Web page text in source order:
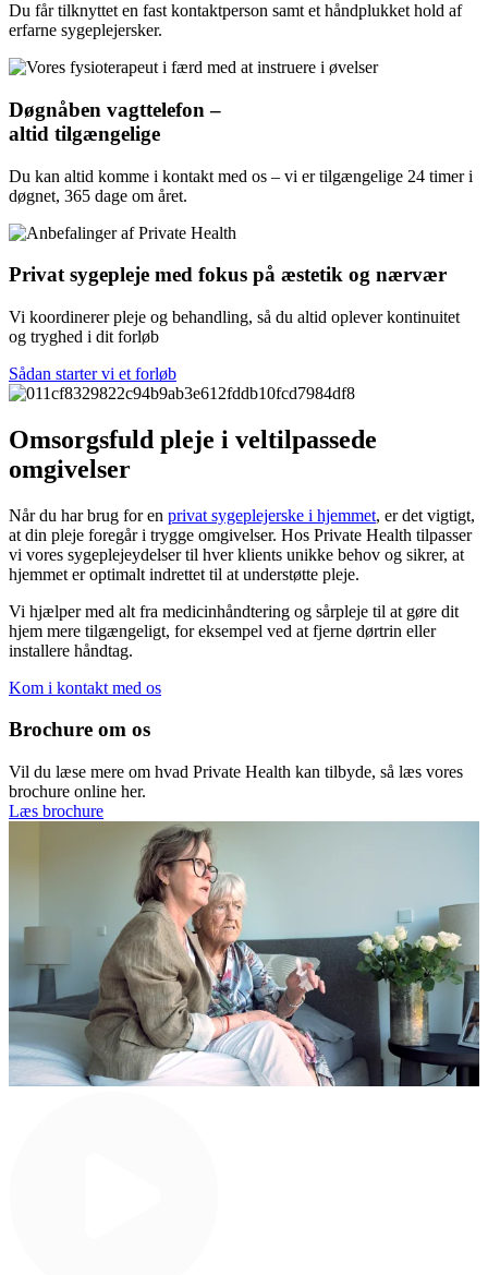
Du får tilknyttet en fast kontaktperson samt et håndplukket hold af
erfarne sygeplejersker.
Døgnåben vagttelefon –
altid tilgængelige
Du kan altid komme i kontakt med os – vi er tilgængelige 24 timer i
døgnet, 365 dage om året.
Privat sygepleje med fokus på æstetik og nærvær
Vi koordinerer pleje og behandling, så du altid oplever kontinuitet
og tryghed i dit forløb
Sådan starter vi et forløb
Omsorgsfuld pleje i veltilpassede
omgivelser
Når du har brug for en privat sygeplejerske i hjemmet, er det vigtigt,
at din pleje foregår i trygge omgivelser. Hos Private Health tilpasser
vi vores sygeplejeydelser til hver klients unikke behov og sikrer, at
hjemmet er optimalt indrettet til at understøtte pleje.
Vi hjælper med alt fra medicinhåndtering og sårpleje til at gøre dit
hjem mere tilgængeligt, for eksempel ved at fjerne dørtrin eller
installere håndtag.
Kom i kontakt med os
Brochure om os
Vil du læse mere om hvad Private Health kan tilbyde, så læs vores
brochure online her.
Læs brochure